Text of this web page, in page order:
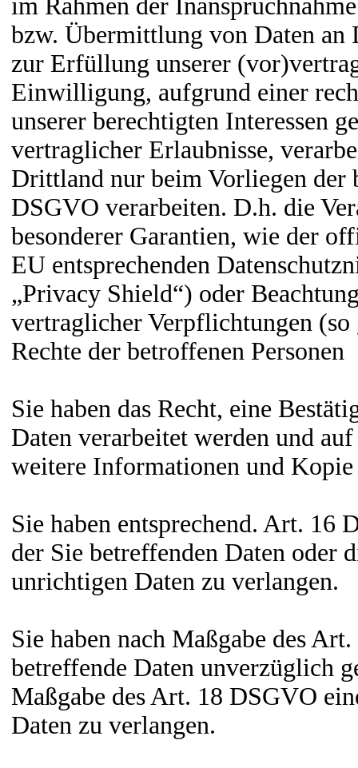
im Rahmen der
bzw. Übermittlung von Daten an
zur Erfüllung unserer
Einwilligung, aufgrund einer
unserer berechtigten Interessen
vertraglicher Erlaubnisse,
Drittland nur beim Vorliegen der
DSGVO verarbeiten. D.h. die
besonderer Garantien, wie der
EU entsprechenden
„Privacy Shield“) oder
vertraglicher Verpflichtungen (so
Rechte der betroffenen Personen
Sie haben das Recht, eine
Daten verarbeitet werden und
weitere Informationen und
Sie haben entsprechend. Art. 16
der Sie betreffenden Daten oder
unrichtigen Daten zu verlangen.
Sie haben nach Maßgabe des
betreffende Daten unverzüglich
Maßgabe des Art. 18 DSGVO
Daten zu verlangen.